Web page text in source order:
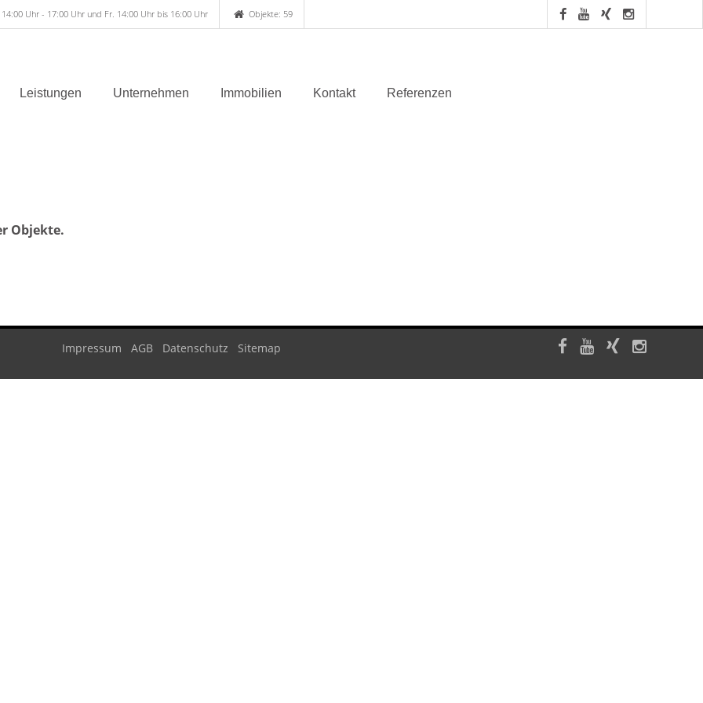
Uhr - 17:00 Uhr und Fr. 14:00 Uhr bis 16:00 Uhr Objekte: 59
Leistungen Unternehmen Immobilien Kontakt Referenzen
Objekte.
Impressum AGB Datenschutz Sitemap